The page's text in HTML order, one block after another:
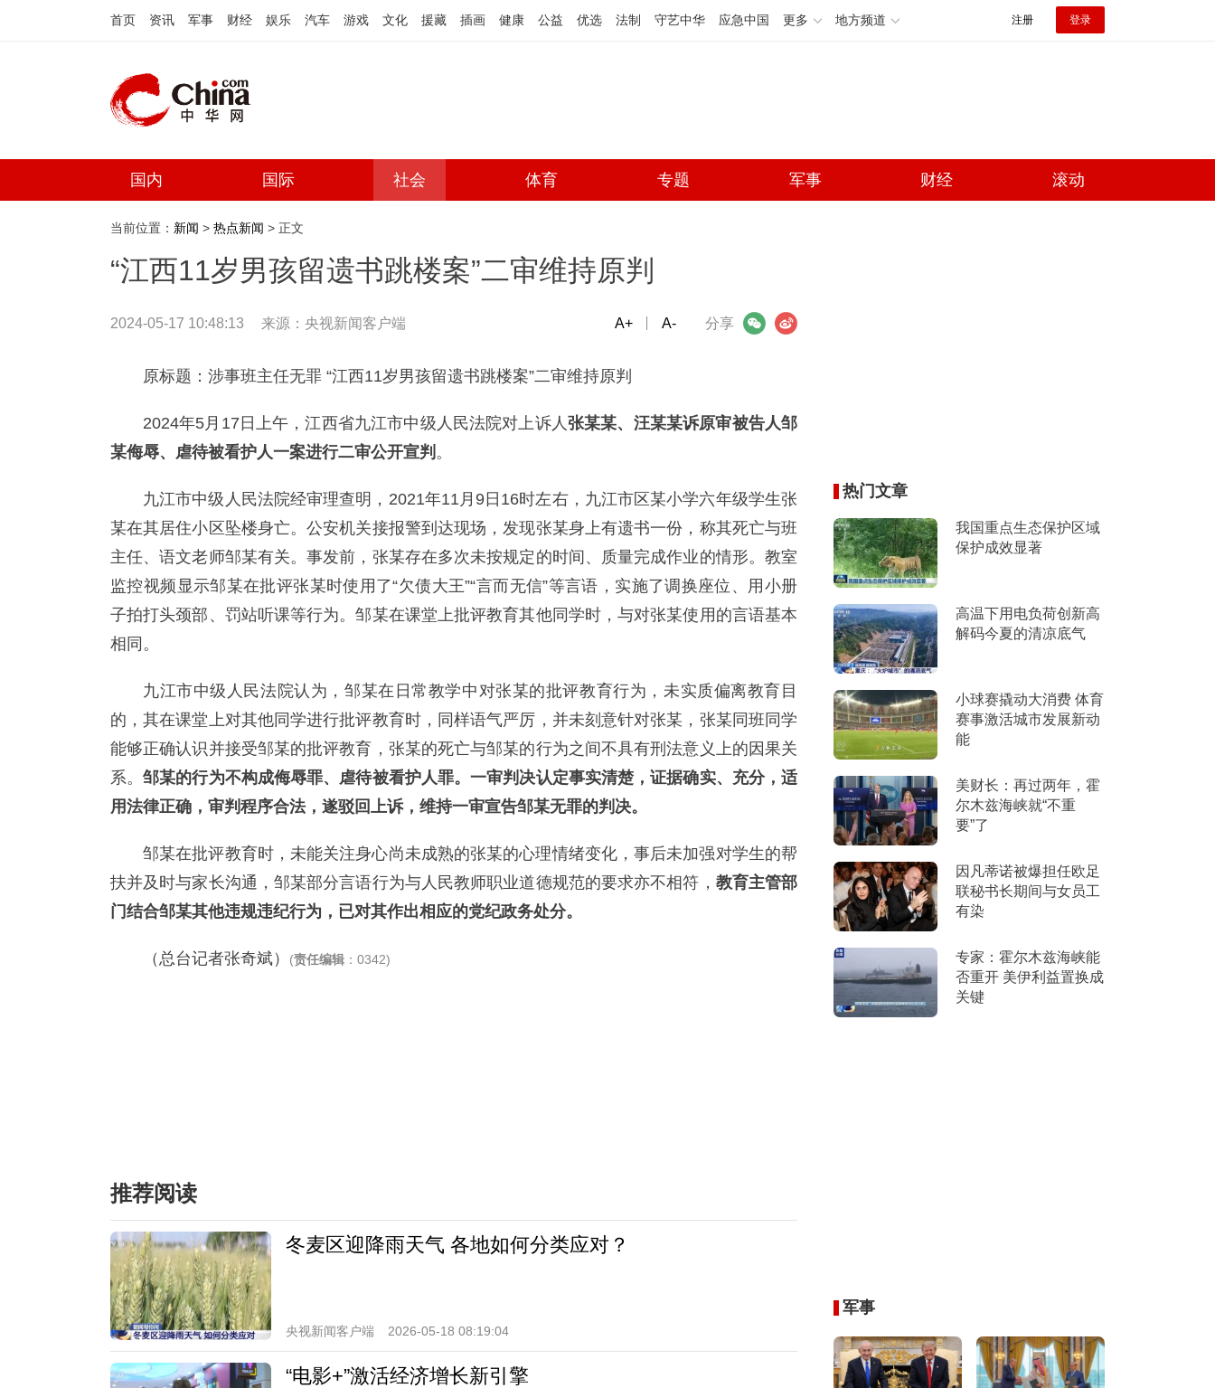
首页 资讯 军事 财经 娱乐 汽车 游戏 文化 援藏 插画 健康 公益 优选 法制 守艺中华 应急中国 更多 地方频道 注册 登录
国内 国际 社会 体育 专题 军事 财经 滚动
当前位置： 新闻 > 热点新闻 > 正文
“江西11岁男孩留遗书跳楼案”二审维持原判
2024-05-17 10:48:13 来源： 央视新闻客户端 分享
微信 微博
A+ A-
原标题：涉事班主任无罪 “江西11岁男孩留遗书跳楼案”二审维持原判
2024年5月17日上午，江西省九江市中级人民法院对上诉人张某某、汪某某诉原审被告人邹
某侮辱、虐待被看护人一案进行二审公开宣判 。
九江市中级人民法院经审理查明，2021年11月9日16时左右，九江市区某小学六年级学生张
某在其居住小区坠楼身亡。公安机关接报警到达现场，发现张某身上有遗书一份，称其死亡与班
主任、语文老师邹某有关。事发前，张某存在多次未按规定的时间、质量完成作业的情形。教室
监控视频显示邹某在批评张某时使用了“欠债大王”“言而无信”等言语，实施了调换座位、用小册
子拍打头颈部、罚站听课等行为。邹某在课堂上批评教育其他同学时，与对张某使用的言语基本
相同。
九江市中级人民法院认为，邹某在日常教学中对张某的批评教育行为，未实质偏离教育目
的，其在课堂上对其他同学进行批评教育时，同样语气严厉，并未刻意针对张某，张某同班同学
能够正确认识并接受邹某的批评教育，张某的死亡与邹某的行为之间不具有刑法意义上的因果关
系。邹某的行为不构成侮辱罪、虐待被看护人罪。一审判决认定事实清楚，证据确实、充分，适
用法律正确，审判程序合法，遂驳回上诉，维持一审宣告邹某无罪的判决。
邹某在批评教育时，未能关注身心尚未成熟的张某的心理情绪变化，事后未加强对学生的帮
扶并及时与家长沟通，邹某部分言语行为与人民教师职业道德规范的要求亦不相符， 教育主管部
门结合邹某其他违规违纪行为，已对其作出相应的党纪政务处分。
（总台记者张奇斌） (责任编辑 ：0342)
推荐阅读
冬麦区迎降雨天气 各地如何分类应对？
央视新闻客户端 2026-05-18 08:19:04
“电影+”激活经济增长新引擎
热门文章
我国重点生态保护区域
保护成效显著
高温下用电负荷创新高
解码今夏的清凉底气
小球赛撬动大消费 体育
赛事激活城市发展新动
能
美财长：再过两年，霍
尔木兹海峡就“不重
要”了
因凡蒂诺被爆担任欧足
联秘书长期间与女员工
有染
专家：霍尔木兹海峡能
否重开 美伊利益置换成
关键
军事